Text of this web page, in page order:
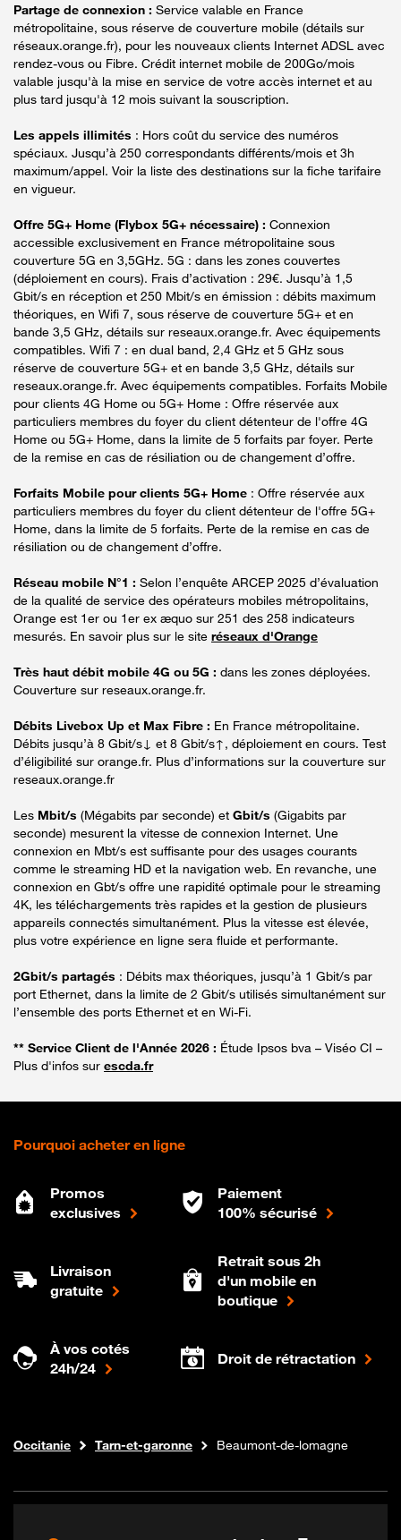
Partage de connexion : Service valable en France
métropolitaine, sous réserve de couverture mobile (détails sur
réseaux.orange.fr), pour les nouveaux clients Internet ADSL avec
rendez-vous ou Fibre. Crédit internet mobile de 200Go/mois
valable jusqu'à la mise en service de votre accès internet et au
plus tard jusqu'à 12 mois suivant la souscription.
Les appels illimités : Hors coût du service des numéros
spéciaux. Jusqu’à 250 correspondants différents/mois et 3h
maximum/appel. Voir la liste des destinations sur la fiche tarifaire
en vigueur.
Offre 5G+ Home (Flybox 5G+ nécessaire) : Connexion
accessible exclusivement en France métropolitaine sous
couverture 5G en 3,5GHz. 5G : dans les zones couvertes
(déploiement en cours). Frais d’activation : 29€. Jusqu’à 1,5
Gbit/s en réception et 250 Mbit/s en émission : débits maximum
théoriques, en Wifi 7, sous réserve de couverture 5G+ et en
bande 3,5 GHz, détails sur reseaux.orange.fr. Avec équipements
compatibles. Wifi 7 : en dual band, 2,4 GHz et 5 GHz sous
réserve de couverture 5G+ et en bande 3,5 GHz, détails sur
reseaux.orange.fr. Avec équipements compatibles. Forfaits Mobile
pour clients 4G Home ou 5G+ Home : Offre réservée aux
particuliers membres du foyer du client détenteur de l'offre 4G
Home ou 5G+ Home, dans la limite de 5 forfaits par foyer. Perte
de la remise en cas de résiliation ou de changement d’offre.
Forfaits Mobile pour clients 5G+ Home : Offre réservée aux
particuliers membres du foyer du client détenteur de l'offre 5G+
Home, dans la limite de 5 forfaits. Perte de la remise en cas de
résiliation ou de changement d’offre.
Réseau mobile N°1 : Selon l’enquête ARCEP 2025 d’évaluation
de la qualité de service des opérateurs mobiles métropolitains,
Orange est 1er ou 1er ex æquo sur 251 des 258 indicateurs
mesurés. En savoir plus sur le site réseaux d'Orange
Très haut débit mobile 4G ou 5G : dans les zones déployées.
Couverture sur reseaux.orange.fr.
Débits Livebox Up et Max Fibre : En France métropolitaine.
Débits jusqu’à 8 Gbit/s↓ et 8 Gbit/s↑, déploiement en cours. Test
d’éligibilité sur orange.fr. Plus d’informations sur la couverture sur
reseaux.orange.fr
Les Mbit/s (Mégabits par seconde) et Gbit/s (Gigabits par
seconde) mesurent la vitesse de connexion Internet. Une
connexion en Mbt/s est suffisante pour des usages courants
comme le streaming HD et la navigation web. En revanche, une
connexion en Gbt/s offre une rapidité optimale pour le streaming
4K, les téléchargements très rapides et la gestion de plusieurs
appareils connectés simultanément. Plus la vitesse est élevée,
plus votre expérience en ligne sera fluide et performante.
2Gbit/s partagés : Débits max théoriques, jusqu’à 1 Gbit/s par
port Ethernet, dans la limite de 2 Gbit/s utilisés simultanément sur
l’ensemble des ports Ethernet et en Wi-Fi.
** Service Client de l'Année 2026 : Étude Ipsos bva – Viséo CI –
Plus d'infos sur escda.fr
Pourquoi acheter en ligne
Promos
exclusives
Paiement
100% sécurisé
Livraison
gratuite
Retrait sous 2h
d'un mobile en
boutique
À vos cotés
24h/24
Droit de rétractation
Boutique Orange
Internet fibre
Occitanie Tarn-et-garonne Beaumont-de-lomagne